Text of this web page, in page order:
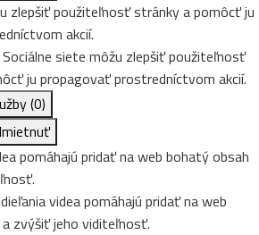
zlepšiť použiteľnosť stránky a pomôcť ju
akcií.
Sociálne siete môžu zlepšiť použiteľnosť
ju propagovať prostredníctvom akcií.
(0)
pomáhajú pridať na web bohatý obsah
videa pomáhajú pridať na web
zvýšiť jeho viditeľnosť.